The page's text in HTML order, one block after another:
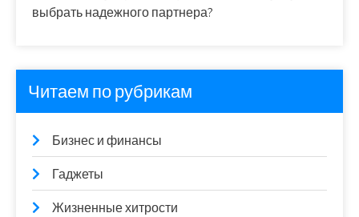
выбрать надежного партнера?
Читаем по рубрикам
Бизнес и финансы
Гаджеты
Жизненные хитрости